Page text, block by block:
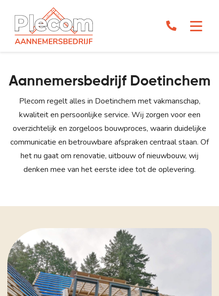
Aannemersbedrijf Doetinchem
Plecom regelt alles in Doetinchem met vakmanschap,
kwaliteit en persoonlijke service. Wij zorgen voor een
overzichtelijk en zorgeloos bouwproces, waarin duidelijke
communicatie en betrouwbare afspraken centraal staan. Of
het nu gaat om renovatie, uitbouw of nieuwbouw, wij
denken mee van het eerste idee tot de oplevering.